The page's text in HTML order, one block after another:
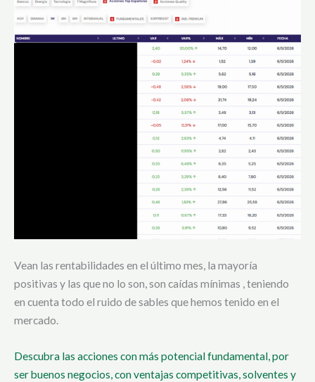
Vean las rentabilidades en el último mes, la mayoría
positivas y las que no lo son, son caídas mínimas , teniendo
en cuenta todo el ruido de sables que hemos tenido en el
mercado.
Descubra las acciones con más potencial fundamental, por
ser buenos negocios, con ventajas competitivas, solventes y